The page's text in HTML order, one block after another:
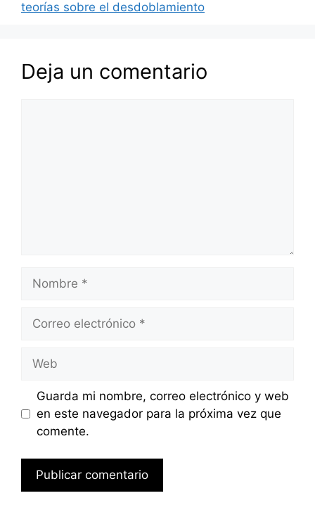
teorías sobre el desdoblamiento
Deja un comentario
Nombre
Correo
Web
Guarda mi nombre, correo electrónico y web
en este navegador para la próxima vez que
comente.